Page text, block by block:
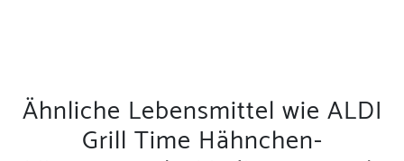
Ähnliche Lebensmittel wie ALDI
Grill Time Hähnchen-